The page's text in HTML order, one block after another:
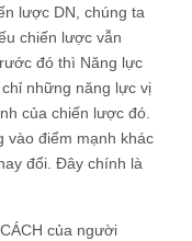
lược DN, chúng ta
chiến lược vẫn
đó thì Năng lực
những năng lực vị
của chiến lược đó.
vào điểm mạnh khác
đổi. Đây chính là
của người